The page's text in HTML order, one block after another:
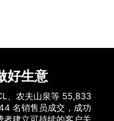
好生意
、农夫山泉等 55,833
名销售员成交， 成功